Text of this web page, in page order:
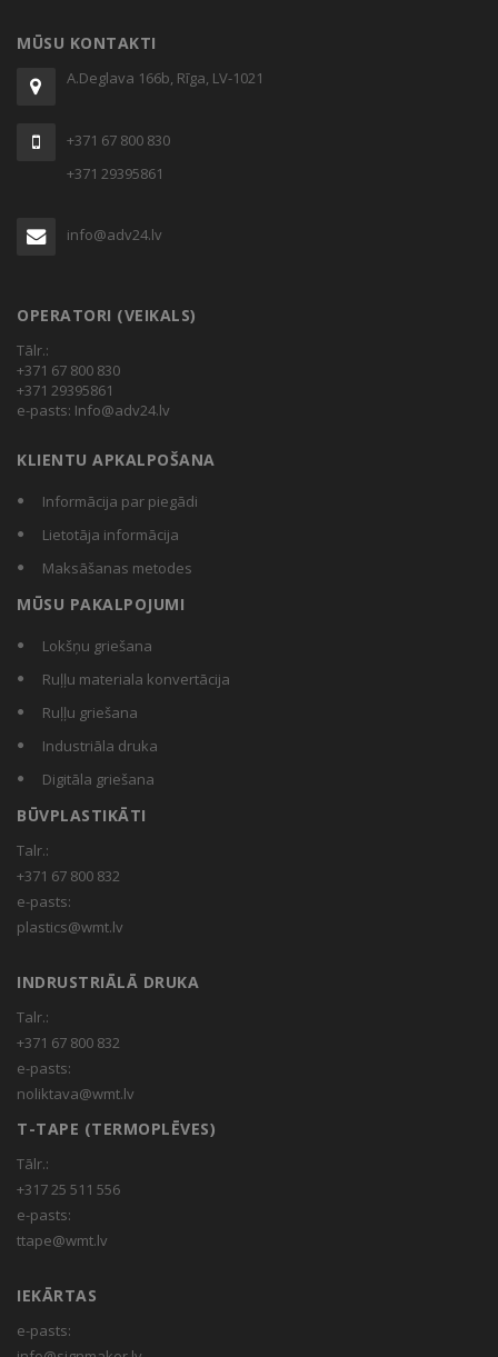
MŪSU KONTAKTI
A.Deglava 166b, Rīga, LV-1021
+371 67 800 830
+371 29395861
info@adv24.lv
OPERATORI (VEIKALS)
Tālr.:
+371 67 800 830
+371 29395861
e-pasts: Info@adv24.lv
KLIENTU APKALPOŠANA
Informācija par piegādi
Lietotāja informācija
Maksāšanas metodes
MŪSU PAKALPOJUMI
Lokšņu griešana
Ruļļu materiala konvertācija
Ruļļu griešana
Industriāla druka
Digitāla griešana
BŪVPLASTIKĀTI
Talr.:
+371 67 800 832
e-pasts:
plastics@wmt.lv
INDRUSTRIĀLĀ DRUKA
Talr.:
+371 67 800 832
e-pasts:
noliktava@wmt.lv
T-TAPE (TERMOPLĒVES)
Tālr.:
+317 25 511 556
e-pasts:
ttape@wmt.lv
IEKĀRTAS
e-pasts: